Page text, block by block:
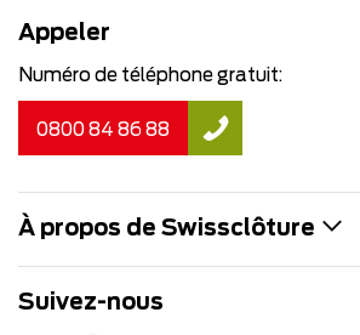
Appeler
Numéro de téléphone gratuit:
0800 84 86 88
À propos de Swissclôture
Suivez-nous